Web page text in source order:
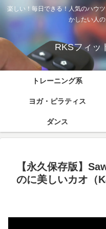
楽しい！毎日できる！人気のハウ
かしたい人
RKSフィッ
トレーニング系
ヨガ・ピラティス
ダンス
【永久保存版】
のに美しいカオ（